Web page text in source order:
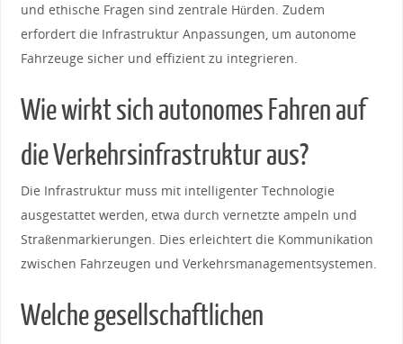
und ethische Fragen sind zentrale ‍Hürden. Zudem
erfordert die Infrastruktur Anpassungen,⁤ um autonome
Fahrzeuge sicher und effizient zu integrieren.
Wie wirkt sich autonomes Fahren auf
die Verkehrsinfrastruktur aus?
Die Infrastruktur muss mit ‌intelligenter⁤ Technologie
ausgestattet werden, etwa durch vernetzte⁢ ampeln und
Straßenmarkierungen. Dies erleichtert ⁢die Kommunikation
zwischen Fahrzeugen und Verkehrsmanagementsystemen.
Welche gesellschaftlichen